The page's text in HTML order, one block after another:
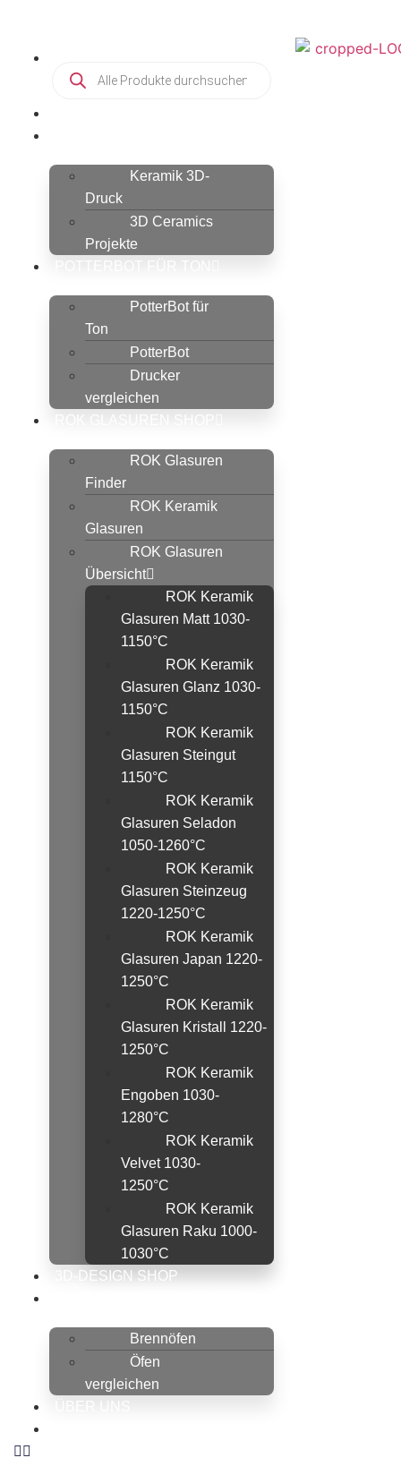
Keramik 3D-
Druck
3D Ceramics
Projekte
PotterBot für
Ton
PotterBot
Drucker
vergleichen
ROK Glasuren
Finder
ROK Keramik
Glasuren
ROK Glasuren
Übersicht
ROK Keramik
Glasuren Matt 1030-
1150°C
ROK Keramik
Glasuren Glanz 1030-
1150°C
ROK Keramik
Glasuren Steingut
1150°C
ROK Keramik
Glasuren Seladon
1050-1260°C
ROK Keramik
Glasuren Steinzeug
1220-1250°C
ROK Keramik
Glasuren Japan 1220-
1250°C
ROK Keramik
Glasuren Kristall 1220-
1250°C
ROK Keramik
Engoben 1030-
1280°C
ROK Keramik
Velvet 1030-
1250°C
ROK Keramik
Glasuren Raku 1000-
1030°C
3D-DESIGN SHOP
Brennöfen
Öfen
vergleichen